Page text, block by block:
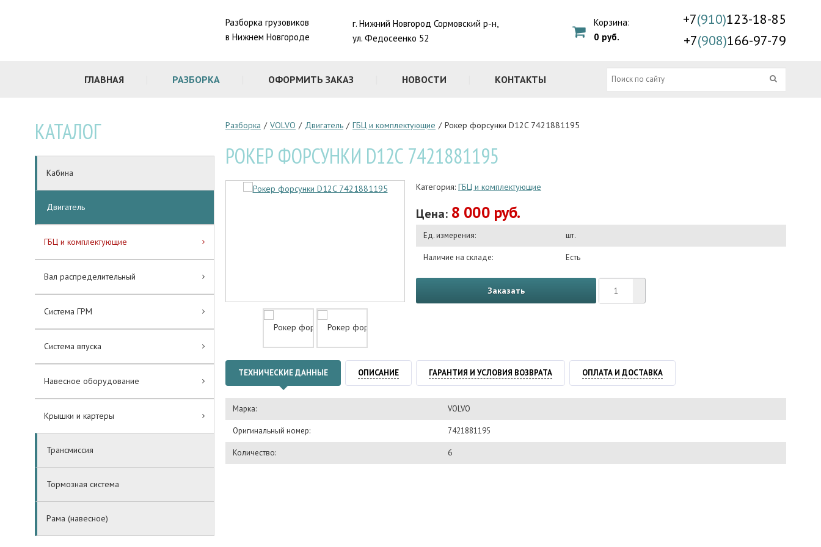
Разборка грузовиков
в Нижнем Новгороде
г. Нижний Новгород Сормовский р-н,
ул. Федосеенко 52
Корзина:
0 руб.
+7(910)123-18-85
+7(908)166-97-79
ГЛАВНАЯ РАЗБОРКА ОФОРМИТЬ ЗАКАЗ НОВОСТИ КОНТАКТЫ
Разборка / VOLVO / Двигатель / ГБЦ и комплектующие / Рокер форсунки D12C 7421881195
РОКЕР ФОРСУНКИ D12C 7421881195
Категория: ГБЦ и комплектующие
Цена: 8 000 руб.
Ед. измерения: шт.
Наличие на складе: Есть
Заказать
ТЕХНИЧЕСКИЕ ДАННЫЕ ОПИСАНИЕ ГАРАНТИЯ И УСЛОВИЯ ВОЗВРАТА ОПЛАТА И ДОСТАВКА
Марка: VOLVO
Оригинальный номер: 7421881195
Количество: 6
КАТАЛОГ
Кабина
Двигатель
ГБЦ и комплектующие
Вал распределительный
Система ГРМ
Система впуска
Навесное оборудование
Крышки и картеры
Трансмиссия
Тормозная система
Рама (навесное)